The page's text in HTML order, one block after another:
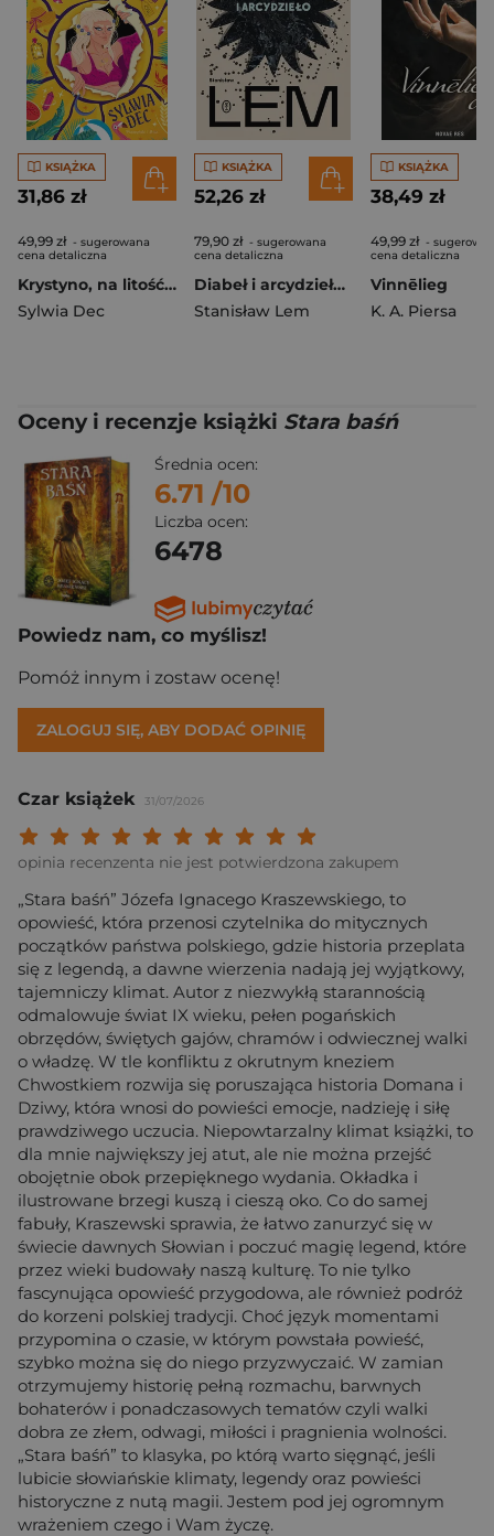
KSIĄŻKA
31,86 zł
49,99 zł - sugerowana
cena detaliczna
Krystyno, na litość boską!
Sylwia Dec
KSIĄŻKA
52,26 zł
79,90 zł - sugerowana
cena detaliczna
Diabeł i arcydzieło. Teksty przełomowe wyd. 2026
Stanisław Lem
KSIĄŻKA
38,49 zł
49,99 zł -
cena detaliczna
Vinnēlieg
K. A. Piersa
Oceny i recenzje książki Stara baśń
Średnia ocen:
6.71 /10
Liczba ocen:
6478
Powiedz nam, co myślisz!
Pomóż innym i zostaw ocenę!
ZALOGUJ SIĘ, ABY DODAĆ OPINIĘ
Czar książek 31/07/2026
Twoja ocena:
Twoja ocena: Wybitna 9/
Twoja ocena: Rewelacyjna 8/
Twoja ocena: Bardzo dobra 7/10"
Twoja ocena: Dobra 6/10"
Twoja ocena: Przeciętna 5/10"
Twoja ocena: Może być 4/10"
Twoja ocena: Słaba 3/10"
Twoja ocena: Bardzo słaba 2/10"
Twoja ocena: Beznadziejna 1/10"
opinia recenzenta nie jest potwierdzona zakupem
„Stara baśń” Józefa Ignacego Kraszewskiego, to
opowieść, która przenosi czytelnika do mitycznych
początków państwa polskiego, gdzie historia przeplata
się z legendą, a dawne wierzenia nadają jej wyjątkowy,
tajemniczy klimat. Autor z niezwykłą starannością
odmalowuje świat IX wieku, pełen pogańskich
obrzędów, świętych gajów, chramów i odwiecznej walki
o władzę. W tle konfliktu z okrutnym kneziem
Chwostkiem rozwija się poruszająca historia Domana i
Dziwy, która wnosi do powieści emocje, nadzieję i siłę
prawdziwego uczucia. Niepowtarzalny klimat książki, to
dla mnie największy jej atut, ale nie można przejść
obojętnie obok przepięknego wydania. Okładka i
ilustrowane brzegi kuszą i cieszą oko. Co do samej
fabuły, Kraszewski sprawia, że łatwo zanurzyć się w
świecie dawnych Słowian i poczuć magię legend, które
przez wieki budowały naszą kulturę. To nie tylko
fascynująca opowieść przygodowa, ale również podróż
do korzeni polskiej tradycji. Choć język momentami
przypomina o czasie, w którym powstała powieść,
szybko można się do niego przyzwyczaić. W zamian
otrzymujemy historię pełną rozmachu, barwnych
bohaterów i ponadczasowych tematów czyli walki
dobra ze złem, odwagi, miłości i pragnienia wolności.
„Stara baśń” to klasyka, po którą warto sięgnąć, jeśli
lubicie słowiańskie klimaty, legendy oraz powieści
historyczne z nutą magii. Jestem pod jej ogromnym
wrażeniem czego i Wam życzę.